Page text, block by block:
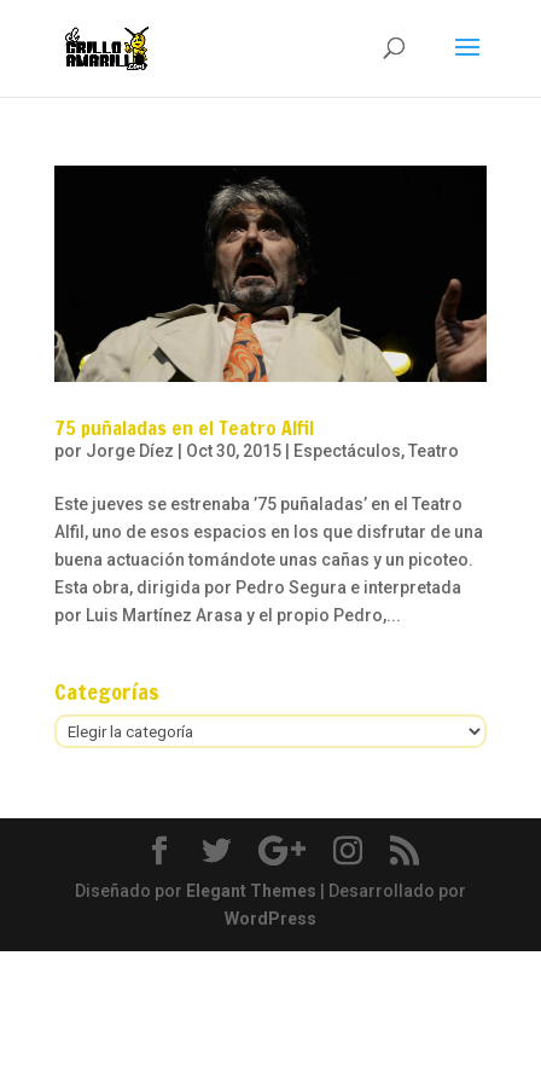
75 puñaladas en el Teatro Alfil
por Jorge Díez Oct 30, 2015| Espectáculos,Teatro
Este jueves se estrenaba ’75 puñaladas’ en el Teatro
Alfil, uno de esos espacios en los que disfrutar de una
buena actuación tomándote unas cañas y un picoteo.
Esta obra, dirigida por Pedro Segura e interpretada
por Luis Martínez Arasa y el propio Pedro,...
Categorías
Categorías
Diseñado por Elegant Themes | Desarrollado por
WordPress